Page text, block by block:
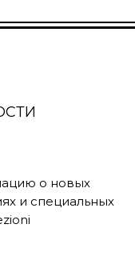
о новых
и специальных